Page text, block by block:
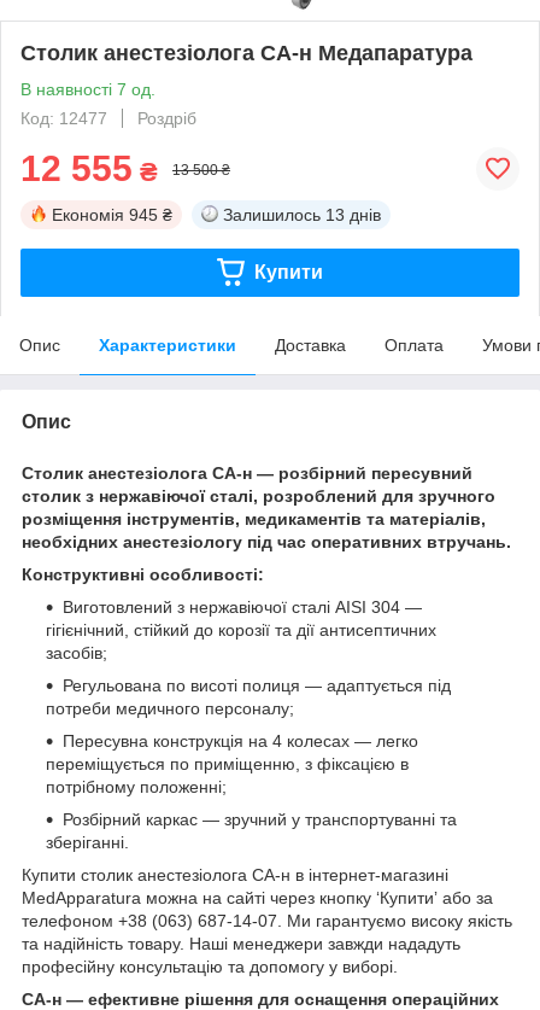
Столик анестезіолога СА-н Медапаратура
В наявності 7 од.
Код: 12477
Роздріб
12 555 ₴ 13 500 ₴
Економія 945 ₴ Залишилось 13 днів
Купити
Опис Характеристики Доставка Оплата Умови
Опис
Столик анестезіолога СА-н — розбірний пересувний
столик з нержавіючої сталі, розроблений для зручного
розміщення інструментів, медикаментів та матеріалів,
необхідних анестезіологу під час оперативних втручань.
Конструктивні особливості:
Виготовлений з нержавіючої сталі AISI 304 —
гігієнічний, стійкий до корозії та дії антисептичних
засобів;
Регульована по висоті полиця — адаптується під
потреби медичного персоналу;
Пересувна конструкція на 4 колесах — легко
переміщується по приміщенню, з фіксацією в
потрібному положенні;
Розбірний каркас — зручний у транспортуванні та
зберіганні.
Купити столик анестезіолога СА-н в інтернет-магазині
MedApparatura можна на сайті через кнопку ‘Купитиʼ або за
телефоном +38 (063) 687-14-07. Ми гарантуємо високу якість
та надійність товару. Наші менеджери завжди нададуть
професійну консультацію та допомогу у виборі.
СА-н — ефективне рішення для оснащення операційних